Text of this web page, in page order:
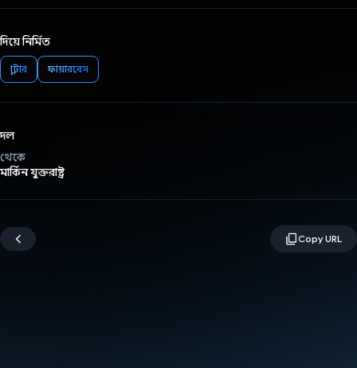
দিয়ে নির্মিত
ফ্লাটার ফায়ারবেস
দল
থেকে
মার্কিন যুক্তরাষ্ট্র